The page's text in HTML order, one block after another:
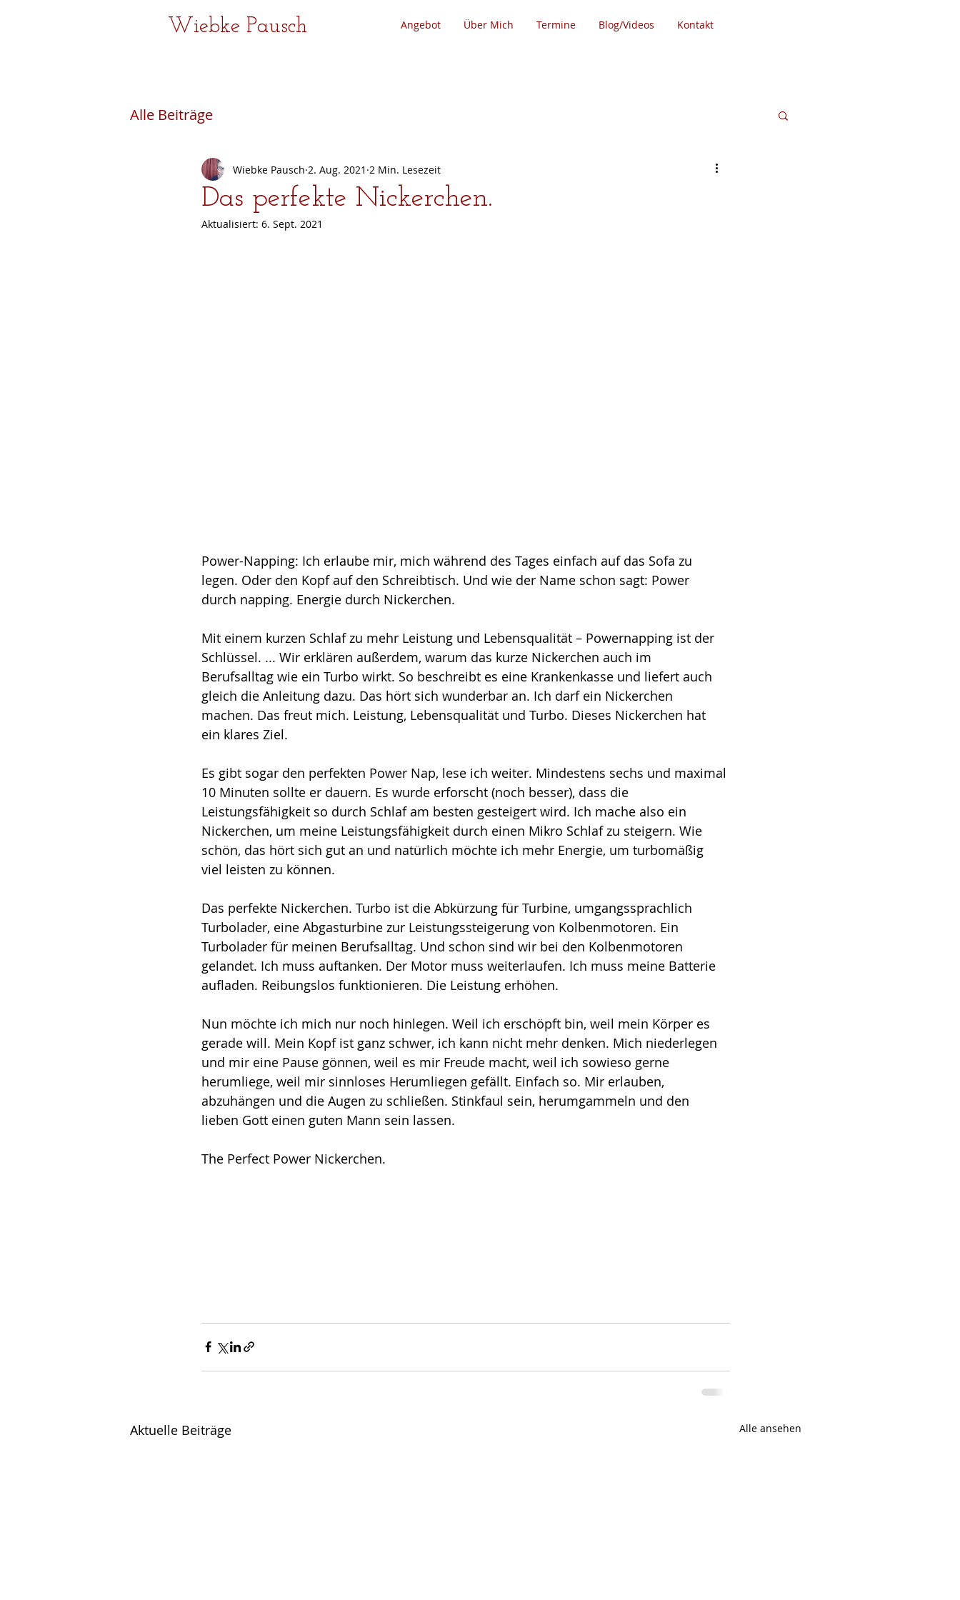
Wiebke Pausch Angebot Über Mich Termine Blog/Videos Kontakt
Alle Beiträge
Das perfekte Nickerchen.
Wiebke Pausch 2. Aug. 2021 2 Min. Lesezeit
Aktualisiert: 6. Sept. 2021
Power-Napping: Ich erlaube mir, mich während des Tages einfach auf das Sofa zu
legen. Oder den Kopf auf den Schreibtisch. Und wie der Name schon sagt: Power
durch napping. Energie durch Nickerchen.
Mit einem kurzen Schlaf zu mehr Leistung und Lebensqualität – Powernapping ist der
Schlüssel. ... Wir erklären außerdem, warum das kurze Nickerchen auch im
Berufsalltag wie ein Turbo wirkt. So beschreibt es eine Krankenkasse und liefert auch
gleich die Anleitung dazu. Das hört sich wunderbar an. Ich darf ein Nickerchen
machen. Das freut mich. Leistung, Lebensqualität und Turbo. Dieses Nickerchen hat
ein klares Ziel.
Es gibt sogar den perfekten Power Nap, lese ich weiter. Mindestens sechs und maximal
10 Minuten sollte er dauern. Es wurde erforscht (noch besser), dass die
Leistungsfähigkeit so durch Schlaf am besten gesteigert wird. Ich mache also ein
Nickerchen, um meine Leistungsfähigkeit durch einen Mikro Schlaf zu steigern. Wie
schön, das hört sich gut an und natürlich möchte ich mehr Energie, um turbomäßig
viel leisten zu können.
Das perfekte Nickerchen. Turbo ist die Abkürzung für Turbine, umgangssprachlich
Turbolader, eine Abgasturbine zur Leistungssteigerung von Kolbenmotoren. Ein
Turbolader für meinen Berufsalltag. Und schon sind wir bei den Kolbenmotoren
gelandet. Ich muss auftanken. Der Motor muss weiterlaufen. Ich muss meine Batterie
aufladen. Reibungslos funktionieren. Die Leistung erhöhen.
Nun möchte ich mich nur noch hinlegen. Weil ich erschöpft bin, weil mein Körper es
gerade will. Mein Kopf ist ganz schwer, ich kann nicht mehr denken. Mich niederlegen
und mir eine Pause gönnen, weil es mir Freude macht, weil ich sowieso gerne
herumliege, weil mir sinnloses Herumliegen gefällt. Einfach so. Mir erlauben,
abzuhängen und die Augen zu schließen. Stinkfaul sein, herumgammeln und den
lieben Gott einen guten Mann sein lassen.
The Perfect Power Nickerchen.
Aktuelle Beiträge Alle ansehen